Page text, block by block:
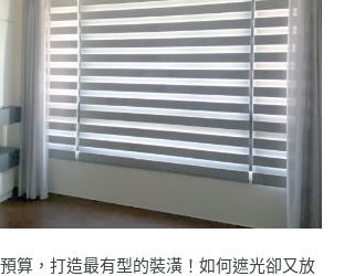
算，打造最有型的裝潢！如何遮光卻又放